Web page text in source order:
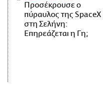
Προσέκρουσε ο
πύραυλος της SpaceX
στη Σελήνη:
Επηρεάζεται η Γη;